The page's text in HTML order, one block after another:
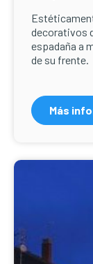
decorativos
espadaña a
de su frente.
Más